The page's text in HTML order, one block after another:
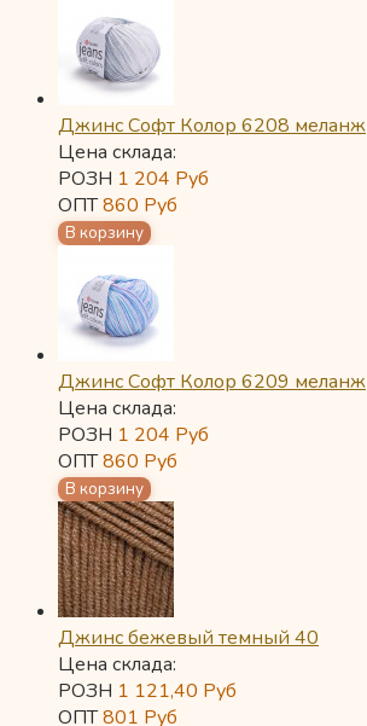
Джинс Софт Колор 6208 меланж
Цена склада:
РОЗН 1 204 Руб
ОПТ860 Руб
Джинс Софт Колор 6209 меланж
Цена склада:
РОЗН 1 204 Руб
ОПТ860 Руб
Джинс бежевый темный 40
Цена склада:
РОЗН 1 121,40 Руб
ОПТ801 Руб